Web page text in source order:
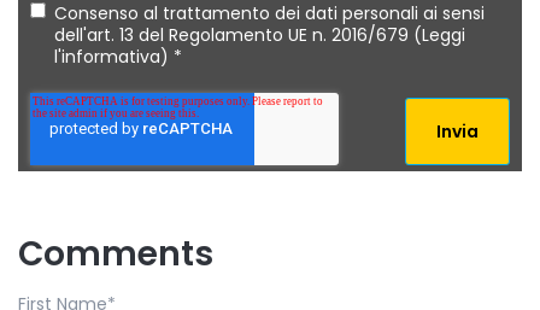
Consenso al trattamento dei dati personali ai sensi
dell'art. 13 del Regolamento UE n. 2016/679 (Leggi
l'informativa) *
Comments
First Name*